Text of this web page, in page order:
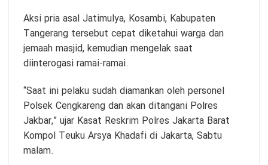
Aksi pria asal Jatimulya, Kosambi, Kabupaten
Tangerang tersebut cepat diketahui warga dan
jemaah masjid, kemudian mengelak saat
diinterogasi ramai-ramai.
“Saat ini pelaku sudah diamankan oleh personel
Polsek Cengkareng dan akan ditangani Polres
Jakbar,” ujar Kasat Reskrim Polres Jakarta Barat
Kompol Teuku Arsya Khadafi di Jakarta, Sabtu
malam.